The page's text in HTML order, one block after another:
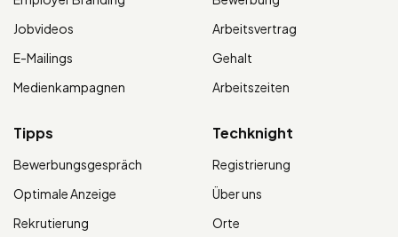
Jobvideos
E-Mailings
Medienkampagnen
Arbeitsvertrag
Gehalt
Arbeitszeiten
Tipps
Bewerbungsgespräch
Optimale Anzeige
Rekrutierung
Techknight
Registrierung
Über uns
Orte